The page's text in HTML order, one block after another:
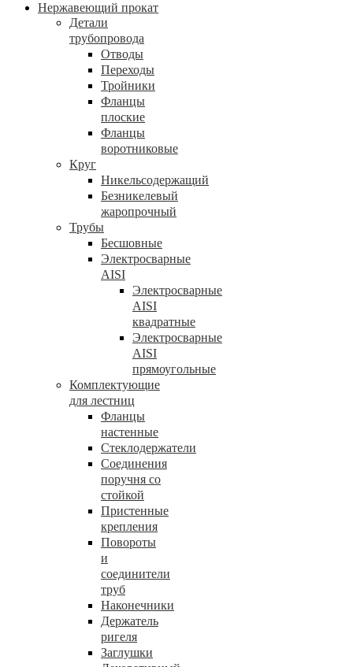
Нержавеющий прокат
Детали
трубопровода
Отводы
Переходы
Тройники
Фланцы
плоские
Фланцы
воротниковые
Круг
Никельсодержащий
Безникелевый
жаропрочный
Трубы
Бесшовные
Электросварные
AISI
Электросварные
AISI
квадратные
Электросварные
AISI
прямоугольные
Комплектующие
для лестниц
Фланцы
настенные
Стеклодержатели
Соединения
поручня со
стойкой
Пристенные
крепления
Повороты
и
соединители
труб
Наконечники
Держатель
ригеля
Заглушки